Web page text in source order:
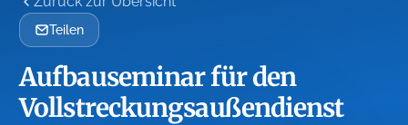
Teilen
Aufbauseminar für den
Vollstreckungsaußendienst